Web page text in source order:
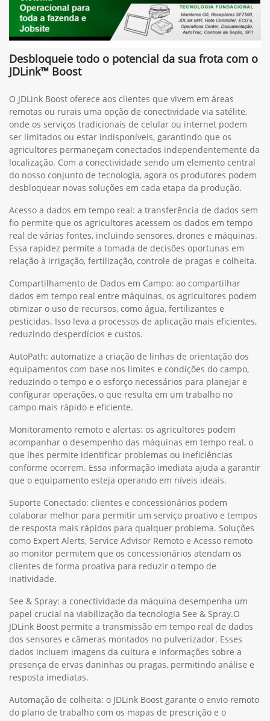
Desbloqueie todo o potencial da sua frota com o
JDLink™ Boost
O JDLink Boost oferece aos clientes que vivem em áreas
remotas ou rurais uma opção de conectividade via satélite,
onde os serviços tradicionais de celular ou internet podem
ser limitados ou estar indisponíveis, garantindo que os
agricultores permaneçam conectados independentemente da
localização. Com a conectividade sendo um elemento central
do nosso conjunto de tecnologia, agora os produtores podem
desbloquear novas soluções em cada etapa da produção.
Acesso a dados em tempo real: a transferência de dados sem
fio permite que os agricultores acessem os dados em tempo
real de várias fontes, incluindo sensores, drones e máquinas.
Essa rapidez permite a tomada de decisões oportunas em
relação à irrigação, fertilização, controle de pragas e colheita.
Compartilhamento de Dados em Campo: ao compartilhar
dados em tempo real entre máquinas, os agricultores podem
otimizar o uso de recursos, como água, fertilizantes e
pesticidas. Isso leva a processos de aplicação mais eficientes,
reduzindo desperdícios e custos.
AutoPath: automatize a criação de linhas de orientação dos
equipamentos com base nos limites e condições do campo,
reduzindo o tempo e o esforço necessários para planejar e
configurar operações, o que resulta em um trabalho no
campo mais rápido e eficiente.
Monitoramento remoto e alertas: os agricultores podem
acompanhar o desempenho das máquinas em tempo real, o
que lhes permite identificar problemas ou ineficiências
conforme ocorrem. Essa informação imediata ajuda a garantir
que o equipamento esteja operando em níveis ideais.
Suporte Conectado: clientes e concessionários podem
colaborar melhor para permitir um serviço proativo e tempos
de resposta mais rápidos para qualquer problema. Soluções
como Expert Alerts, Service Advisor Remoto e Acesso remoto
ao monitor permitem que os concessionários atendam os
clientes de forma proativa para reduzir o tempo de
inatividade.
See & Spray: a conectividade da máquina desempenha um
papel crucial na viabilização da tecnologia See & Spray.O
JDLink Boost permite a transmissão em tempo real de dados
dos sensores e câmeras montados no pulverizador. Esses
dados incluem imagens da cultura e informações sobre a
presença de ervas daninhas ou pragas, permitindo análise e
resposta imediatas.
Automação de colheita: o JDLink Boost garante o envio remoto
do plano de trabalho com os mapas de prescrição e o